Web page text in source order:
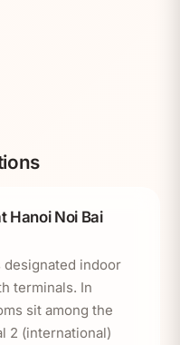
Hanoi Noi Bai
designated indoor
terminals. In
sit among the
2 (international)